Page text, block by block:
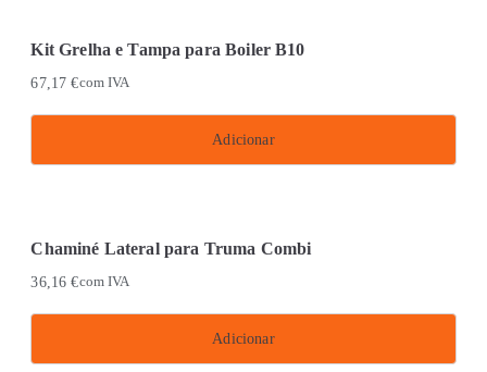
has
chosen
on
page
Kit Grelha e Tampa para Boiler B10
67,17€com IVA
Adicionar
Chaminé Lateral para Truma Combi
36,16€com IVA
Adicionar